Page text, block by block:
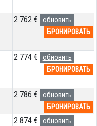
2 762 €
обновить
БРОНИРОВАТЬ
2 774 €
обновить
БРОНИРОВАТЬ
2 786 €
обновить
БРОНИРОВАТЬ
2 874 €
обновить